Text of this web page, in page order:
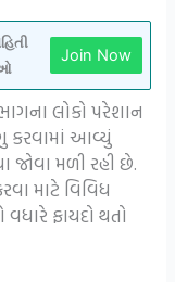
Join Now
લોકો પરેશાન
કરવામાં આવ્યું
જોવા મળી રહી છે.
માટે વિવિધ
ફાયદો થતો